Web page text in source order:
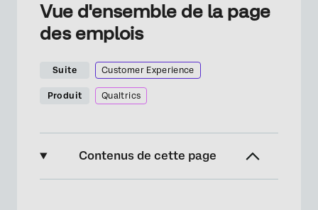
Vue d'ensemble de la page
des emplois
Suite Customer Experience
Produit Qualtrics
Contenus de cette page